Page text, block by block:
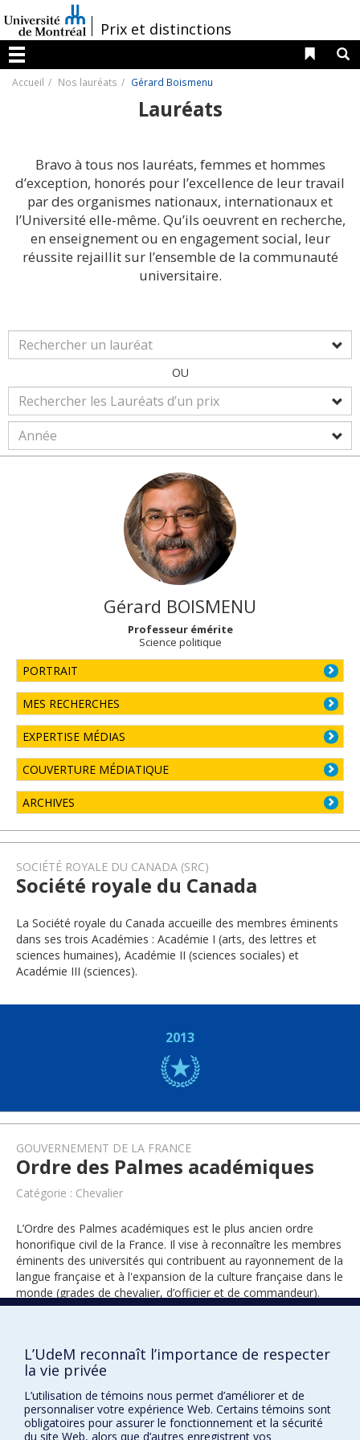
au
contenu
/Prix et distinctions
Menu
Liens
Accueil Nos lauréats Gérard Boismenu
Lauréats
Bravo à tous nos lauréats, femmes et hommes
d’exception, honorés pour l’excellence de leur travail
par des organismes nationaux, internationaux et
l’Université elle-même. Qu’ils oeuvrent en recherche,
en enseignement ou en engagement social, leur
réussite rejaillit sur l’ensemble de la communauté
universitaire.
OU
Gérard BOISMENU
Professeur émérite
Science politique
PORTRAIT
MES RECHERCHES
EXPERTISE MÉDIAS
COUVERTURE MÉDIATIQUE
ARCHIVES
SOCIÉTÉ ROYALE DU CANADA (SRC)
Société royale du Canada
La Société royale du Canada accueille des membres éminents
dans ses trois Académies : Académie I (arts, des lettres et
sciences humaines), Académie II (sciences sociales) et
Académie III (sciences).
2013
GOUVERNEMENT DE LA FRANCE
Ordre des Palmes académiques
Catégorie : Chevalier
L’Ordre des Palmes académiques est le plus ancien ordre
honorifique civil de la France. Il vise à reconnaître les membres
éminents des universités qui contribuent au rayonnement de la
langue française et à l'expansion de la culture française dans le
monde (grades de chevalier, d’officier et de commandeur).
2017
L’UdeM reconnaît l’importance de respecter
la vie privée
L’utilisation de témoins nous permet d’améliorer et de
personnaliser votre expérience Web. Certains témoins sont
obligatoires pour assurer le fonctionnement et la sécurité
du site Web, alors que d’autres enregistrent vos